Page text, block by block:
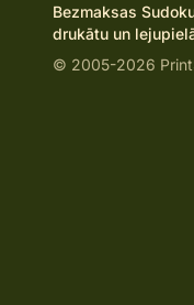
Bezmaksas
drukātu un
© 2005-2026